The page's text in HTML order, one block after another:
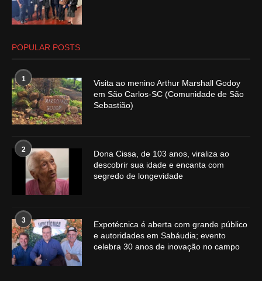
POPULAR POSTS
1
Visita ao menino Arthur Marshall Godoy
em São Carlos-SC (Comunidade de São
Sebastião)
2
Dona Cissa, de 103 anos, viraliza ao
descobrir sua idade e encanta com
segredo de longevidade
3
Expotécnica é aberta com grande público
e autoridades em Sabáudia; evento
celebra 30 anos de inovação no campo